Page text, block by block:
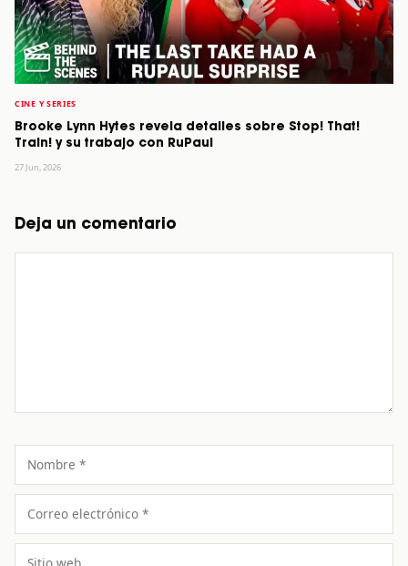
CINE Y SERIES
Brooke Lynn Hytes revela detalles sobre Stop! That!
Train! y su trabajo con RuPaul
27 Jun, 2026
Deja un comentario
Comentario
Nombre
Correo
electrónico
Sitio